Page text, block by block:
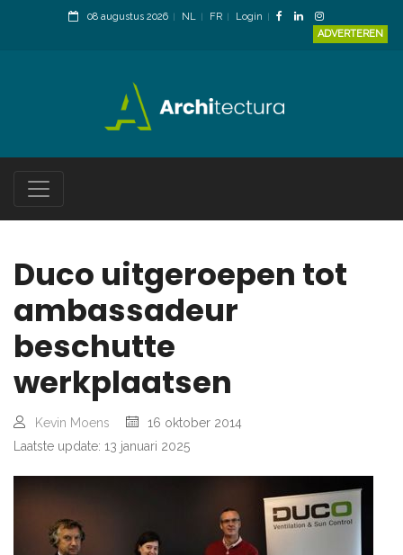
08 augustus 2026 NL FR
Login
ADVERTEREN
Duco uitgeroepen tot
ambassadeur
beschutte
werkplaatsen
Kevin Moens
16 oktober 2014
Laatste update: 13 januari 2025